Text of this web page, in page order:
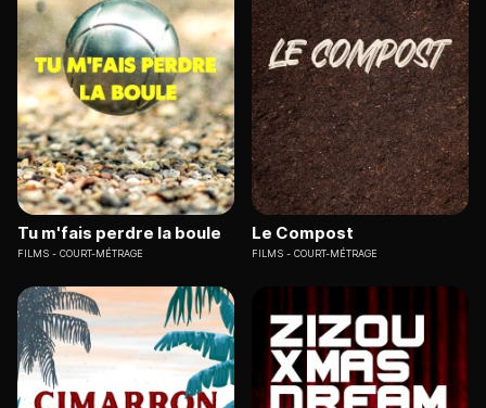
Tu m'fais perdre la boule
FILMS COURT-MÉTRAGE
Le Compost
FILMS COURT-MÉTRAGE